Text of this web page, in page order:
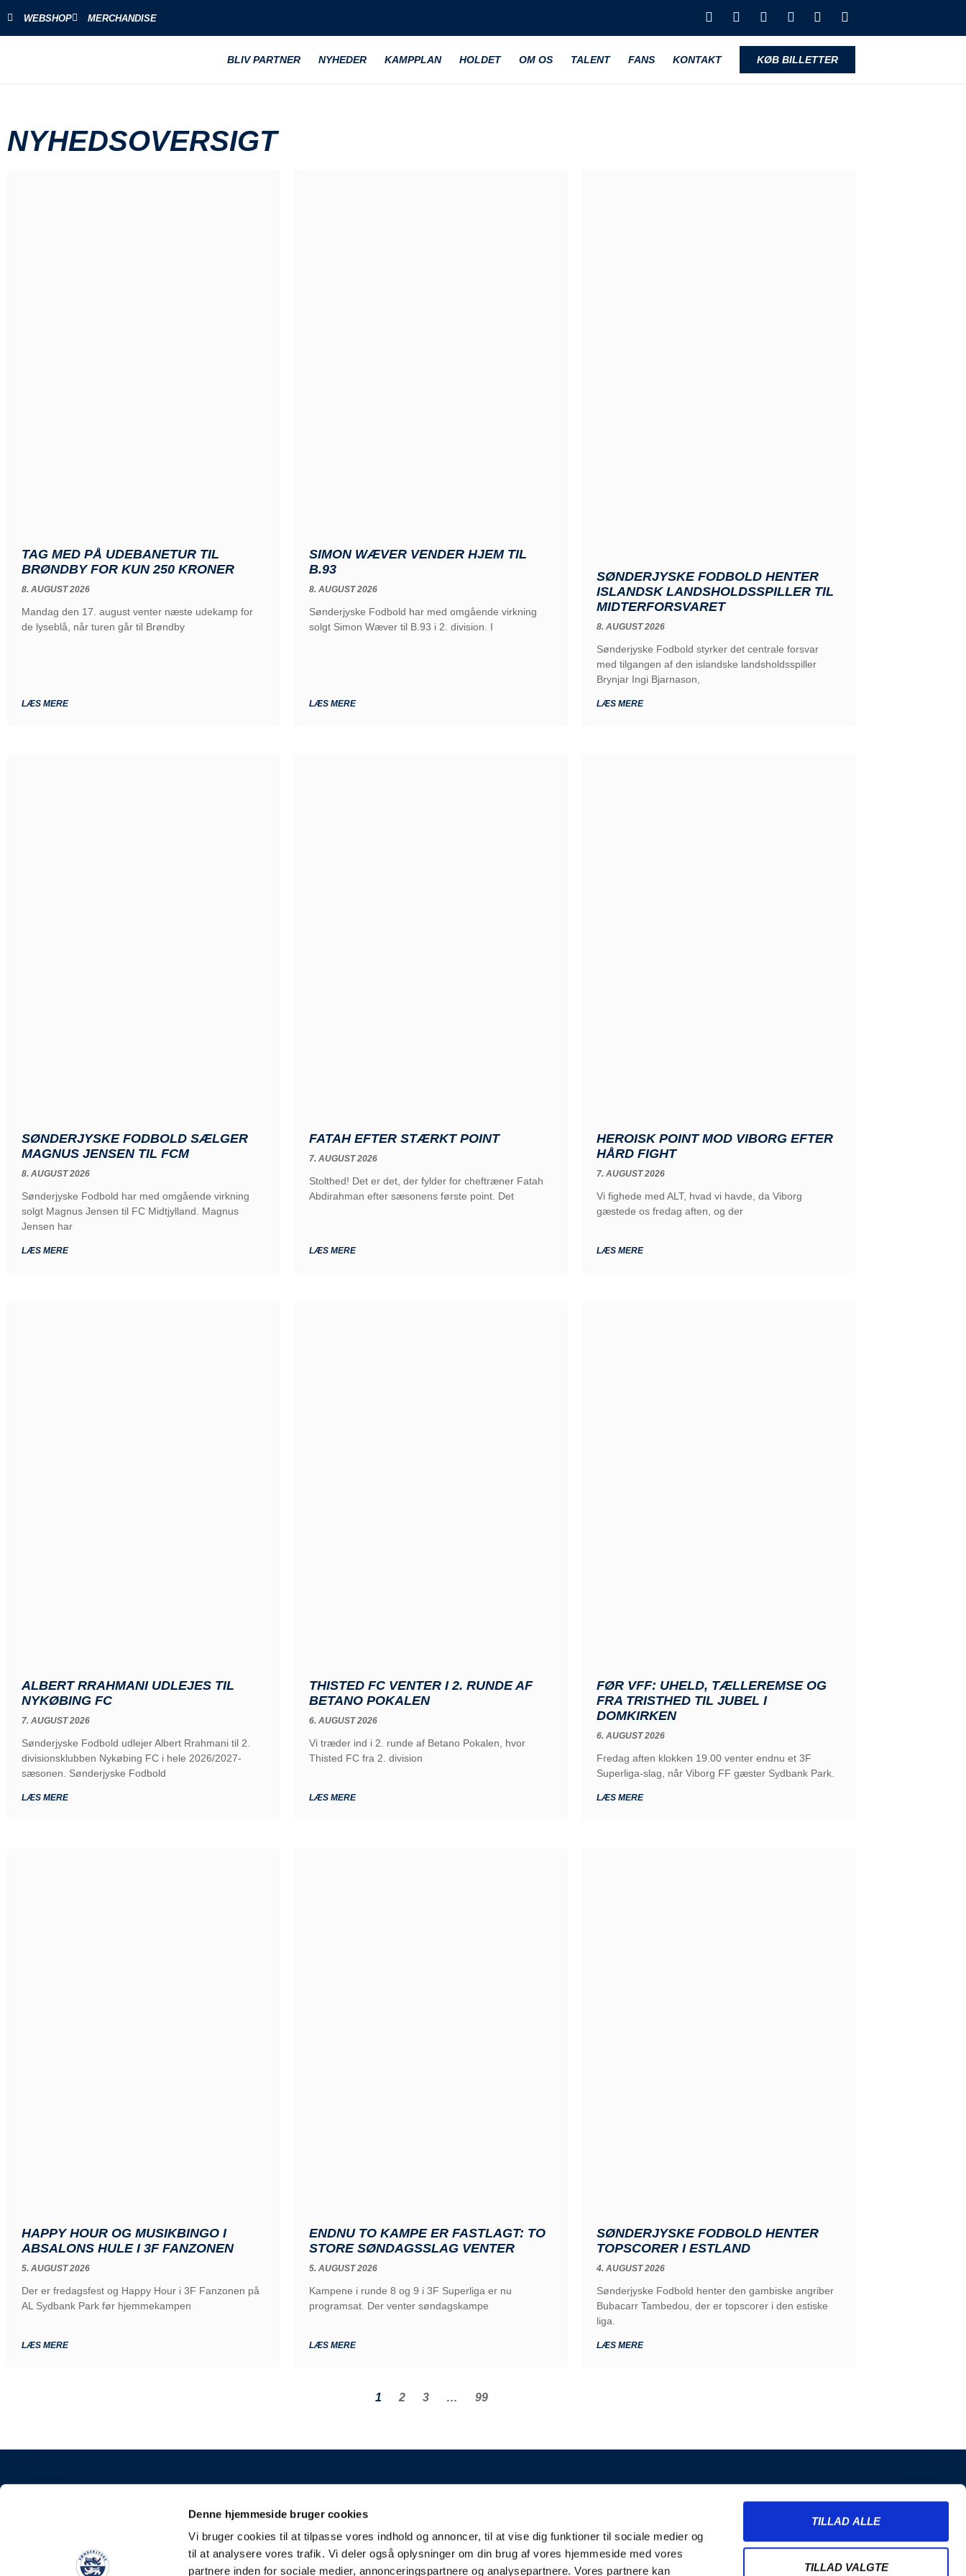
Denne hjemmeside bruger cookies
Vi bruger cookies til at tilpasse vores indhold og annoncer, til at vise dig funktioner til sociale medier og
til at analysere vores trafik. Vi deler også oplysninger om din brug af vores hjemmeside med vores
partnere inden for sociale medier, annonceringspartnere og analysepartnere. Vores partnere kan
TILLAD ALLE
TILLAD VALGTE
WEBSHOP MERCHANDISE
BLIV PARTNER NYHEDER KAMPPLAN HOLDET OM OS TALENT FANS KONTAKT KØB BILLETTER
NYHEDSOVERSIGT
TAG MED PÅ UDEBANETUR TIL
BRØNDBY FOR KUN 250 KRONER
8. AUGUST 2026
Mandag den 17. august venter næste udekamp for
de lyseblå, når turen går til Brøndby
LÆS MERE
SIMON WÆVER VENDER HJEM TIL
B.93
8. AUGUST 2026
Sønderjyske Fodbold har med omgående virkning
solgt Simon Wæver til B.93 i 2. division. I
LÆS MERE
SØNDERJYSKE FODBOLD HENTER
ISLANDSK LANDSHOLDSSPILLER TIL
MIDTERFORSVARET
8. AUGUST 2026
Sønderjyske Fodbold styrker det centrale forsvar
med tilgangen af den islandske landsholdsspiller
Brynjar Ingi Bjarnason,
LÆS MERE
SØNDERJYSKE FODBOLD SÆLGER
MAGNUS JENSEN TIL FCM
8. AUGUST 2026
Sønderjyske Fodbold har med omgående virkning
solgt Magnus Jensen til FC Midtjylland. Magnus
Jensen har
LÆS MERE
FATAH EFTER STÆRKT POINT
7. AUGUST 2026
Stolthed! Det er det, der fylder for cheftræner Fatah
Abdirahman efter sæsonens første point. Det
LÆS MERE
HEROISK POINT MOD VIBORG EFTER
HÅRD FIGHT
7. AUGUST 2026
Vi fighede med ALT, hvad vi havde, da Viborg
gæstede os fredag aften, og der
LÆS MERE
ALBERT RRAHMANI UDLEJES TIL
NYKØBING FC
7. AUGUST 2026
Sønderjyske Fodbold udlejer Albert Rrahmani til 2.
divisionsklubben Nykøbing FC i hele 2026/2027-
sæsonen. Sønderjyske Fodbold
LÆS MERE
THISTED FC VENTER I 2. RUNDE AF
BETANO POKALEN
6. AUGUST 2026
Vi træder ind i 2. runde af Betano Pokalen, hvor
Thisted FC fra 2. division
LÆS MERE
FØR VFF: UHELD, TÆLLEREMSE OG
FRA TRISTHED TIL JUBEL I
DOMKIRKEN
6. AUGUST 2026
Fredag aften klokken 19.00 venter endnu et 3F
Superliga-slag, når Viborg FF gæster Sydbank Park.
LÆS MERE
HAPPY HOUR OG MUSIKBINGO I
ABSALONS HULE I 3F FANZONEN
5. AUGUST 2026
Der er fredagsfest og Happy Hour i 3F Fanzonen på
AL Sydbank Park før hjemmekampen
LÆS MERE
ENDNU TO KAMPE ER FASTLAGT: TO
STORE SØNDAGSSLAG VENTER
5. AUGUST 2026
Kampene i runde 8 og 9 i 3F Superliga er nu
programsat. Der venter søndagskampe
LÆS MERE
SØNDERJYSKE FODBOLD HENTER
TOPSCORER I ESTLAND
4. AUGUST 2026
Sønderjyske Fodbold henter den gambiske angriber
Bubacarr Tambedou, der er topscorer i den estiske
liga.
LÆS MERE
1 2 3 … 99
Stadionvej 5, 6100 Haderslev
E-mail: kontakt@soenderjyskefodbold.dk
Kampplan
Bliv partner
INFORMATION
Merchandise